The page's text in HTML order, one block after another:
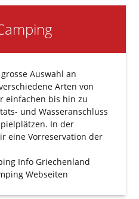
Auswahl an
Arten von
einfachen bis hin zu
und Wasseranschluss
In der
eine Vorreservation der
Info Griechenland
Webseiten